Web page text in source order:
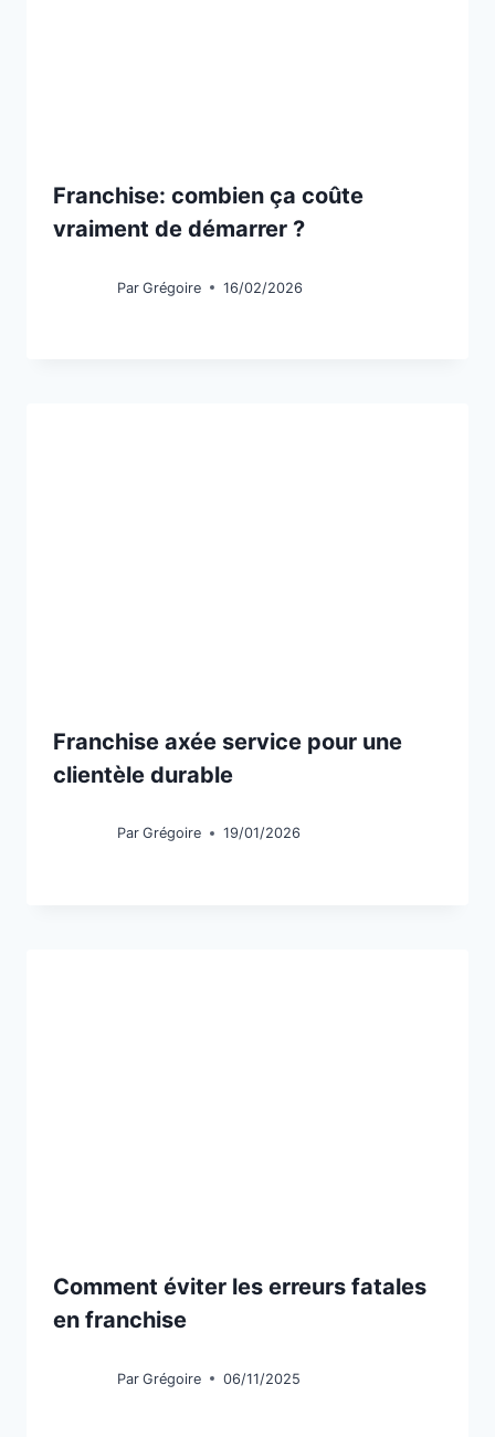
Franchise: combien ça coûte
vraiment de démarrer ?
Par Grégoire 16/02/2026
Franchise axée service pour une
clientèle durable
Par Grégoire 19/01/2026
Comment éviter les erreurs fatales
en franchise
Par Grégoire 06/11/2025